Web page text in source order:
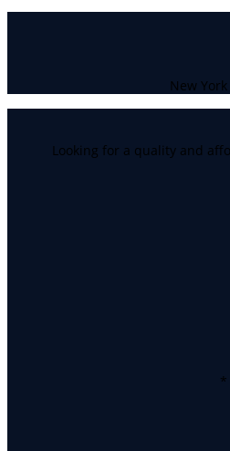
Looking for a quality and